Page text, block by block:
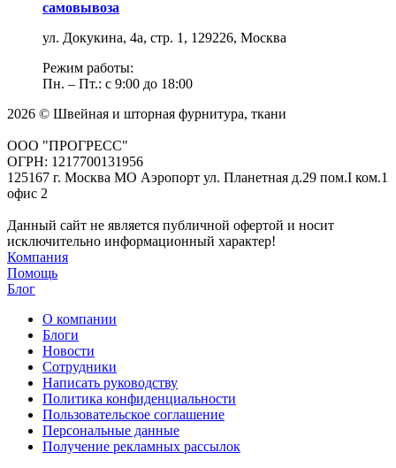
самовывоза
ул. Докукина, 4а, стр. 1, 129226, Москва
Режим работы:
Пн. – Пт.: с 9:00 до 18:00
2026 © Швейная и шторная фурнитура, ткани
ООО "ПРОГРЕСС"
ОГРН: 1217700131956
125167 г. Москва МО Аэропорт ул. Планетная д.29 пом.I ком.1
офис 2
Данный сайт не является публичной офертой и носит
исключительно информационный характер!
Компания
Помощь
Блог
О компании
Блоги
Новости
Сотрудники
Написать руководству
Политика конфиденциальности
Пользовательское соглашение
Персональные данные
Получение рекламных рассылок